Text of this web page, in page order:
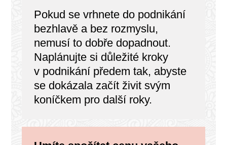
Pokud se vrhnete do podnikání
bezhlavě a bez rozmyslu,
nemusí to dobře dopadnout.
Naplánujte si důležité kroky
v podnikání předem tak, abyste
se dokázala začít živit svým
koníčkem pro další roky.